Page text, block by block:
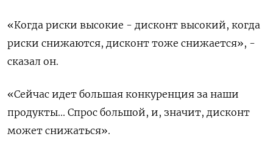
«Когда риски высокие - дисконт высокий, когда
риски снижаются, дисконт тоже снижается», -
сказал он.
«Сейчас идет большая конкуренция за наши
продукты... Спрос большой, и, значит, дисконт
может снижаться».